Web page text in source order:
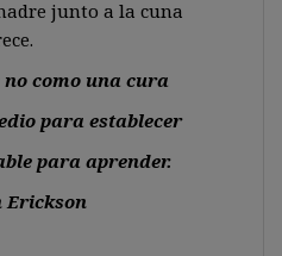
junto a la cuna
como una cura
para establecer
para aprender.
Erickson